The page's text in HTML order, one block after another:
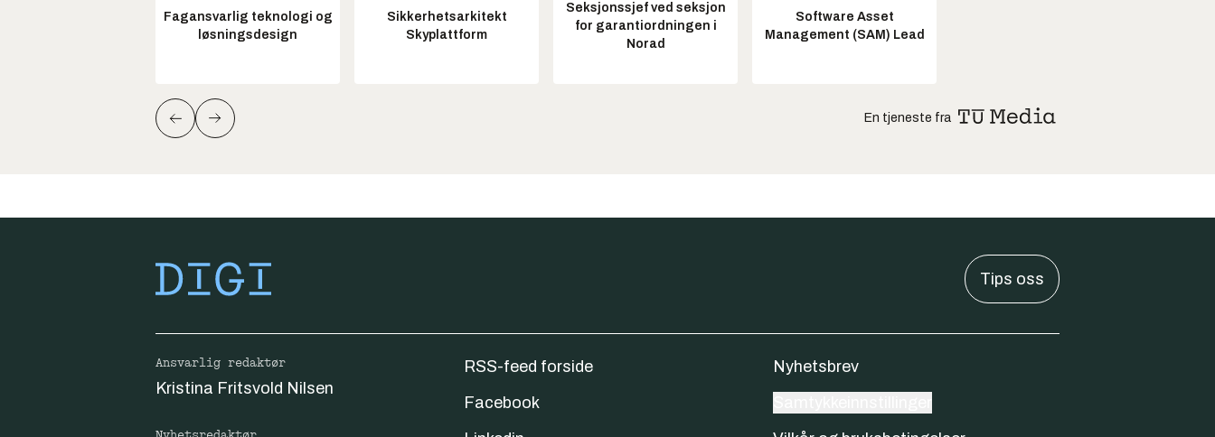
Fagansvarlig teknologi og
løsningsdesign
Sikkerhetsarkitekt
Skyplattform
Seksjonssjef ved seksjon
for garantiordningen i
Norad
Software Asset
Management (SAM) Lead
En tjeneste fra
Tips oss
Ansvarlig redaktør
Kristina Fritsvold Nilsen
RSS-feed forside
Facebook
Nyhetsbrev